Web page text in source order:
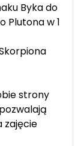
Byka do
Plutona w 1
strony
zajęcie